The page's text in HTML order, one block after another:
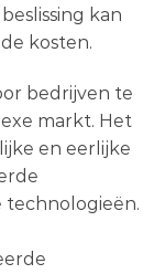
kan
kosten.
bedrijven te
markt. Het
en eerlijke
technologieën.